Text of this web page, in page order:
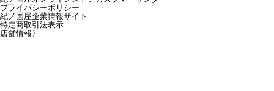
プライバシーポリシー
紀ノ国屋企業情報サイト
特定商取引法表示
店舗情報 〉